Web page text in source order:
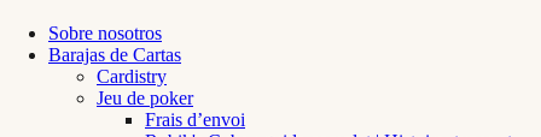
Sobre nosotros
Barajas de Cartas
Cardistry
Jeu de poker
Frais d’envoi